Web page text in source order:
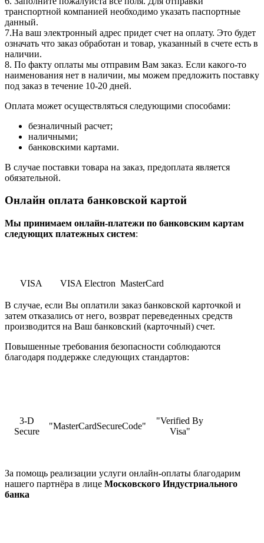
транспортной компанией необходимо указать паспортные
данный.
7.На ваш электронный адрес придет счет на оплату. Это будет
означать что заказ обработан и товар, указанный в счете есть в
наличии.
8. По факту оплаты мы отправим Вам заказ. Если какого-то
наименования нет в наличии, мы можем предложить поставку
под заказ в течение 10-20 дней.
Оплата может осуществляться следующими способами:
безналичный расчет;
наличными;
банковскими картами.
В случае поставки товара на заказ, предоплата является
обязательной.
Онлайн оплата банковской картой
Мы принимаем онлайн-платежи по банковским картам
cледующих платежных систем:
VISA VISA Electron MasterCard
В случае, если Вы оплатили заказ банковской карточкой и
затем отказались от него, возврат переведенных средств
производится на Ваш банковский (карточный) счет.
Повышенные требования безопасности соблюдаются
благодаря поддержке следующих стандартов:
3-D
Secure
"MasterCardSecureCode"
"Verified By
Visa"
За помощь реализации услуги онлайн-оплаты благодарим
нашего партнёра в лице Московского Индустриального
банка